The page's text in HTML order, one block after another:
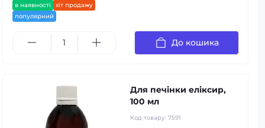
в наявності
хіт продажу
популярний
До кошика
Для печінки еліксир,
100 мл
Код товару: 7591